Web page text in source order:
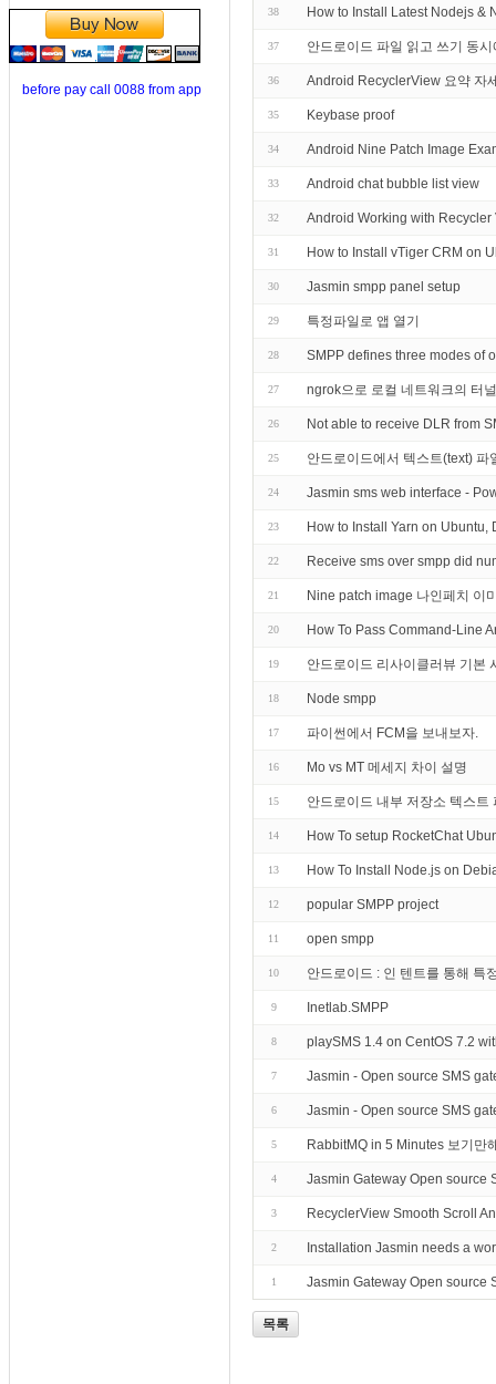
before pay call 0088 from app
38 How to Install Latest Nodejs &
37 안드로이드 파일 읽고 쓰기 동시
36 Android RecyclerView 요약 자
35 Keybase proof
34 Android Nine Patch Image
33 Android chat bubble list view
32 Android Working with Recycler
31 How to Install vTiger CRM on
30 Jasmin smpp panel setup
29 특정파일로 앱 열기
28 SMPP defines three modes of
27 ngrok으로 로컬 네트워크의 터
26 Not able to receive DLR from
25 안드로이드에서 텍스트(text) 파
24 Jasmin sms web interface -
23 How to Install Yarn on Ubuntu,
22 Receive sms over smpp did
21 Nine patch image 나인페치 이
20 How To Pass Command-Line
19 안드로이드 리사이클러뷰 기본
18 Node smpp
17 파이썬에서 FCM을 보내보자.
16 Mo vs MT 메세지 차이 설명
15 안드로이드 내부 저장소 텍스
14 How To setup RocketChat
13 How To Install Node.js on
12 popular SMPP project
11 open smpp
10 안드로이드 : 인 텐트를 통해 특
9 Inetlab.SMPP
8 playSMS 1.4 on CentOS 7.2
7 Jasmin - Open source SMS
6 Jasmin - Open source SMS
5 RabbitMQ in 5 Minutes 보기만
4 Jasmin Gateway Open source
3 RecyclerView Smooth Scroll
2 Installation Jasmin needs a
1 Jasmin Gateway Open source
목록